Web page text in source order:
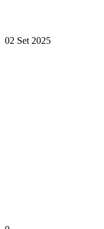
02 Set 2025